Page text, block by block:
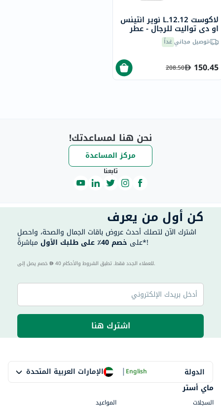
لاكوست L.12.12 نوير انتينس
او ​​دي تواليت للرجال - عطر
خشبي عطري، 100 مل
توصيل مجانيغداً
150.45
208.50
نحن هنا لمساعدتك!
مركز المساعدة
تابعنا
كن أول من يعرف
اشترك الآن لتصلك أحدث عروض باقات الجمال والصحة، واحصل
على خصم 40٪ على طلبك الأول مباشرةً*!
40 للعملاء الجدد فقط. تطبق الشروط والأحكام.
اشترك هنا
الدولة الإمارات العربية المتحدة |English
ماي أستر
السجلات
المواعيد